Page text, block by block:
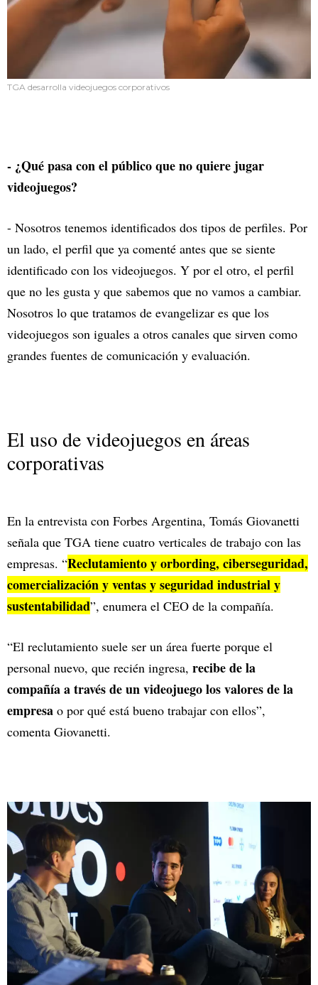
TGA desarrolla videojuegos corporativos
- ¿Qué pasa con el público que no quiere jugar
videojuegos?
- Nosotros tenemos identificados dos tipos de perfiles. Por
un lado, el perfil que ya comenté antes que se siente
identificado con los videojuegos. Y por el otro, el perfil
que no les gusta y que sabemos que no vamos a cambiar.
Nosotros lo que tratamos de evangelizar es que los
videojuegos son iguales a otros canales que sirven como
grandes fuentes de comunicación y evaluación.
El uso de videojuegos en áreas
corporativas
En la entrevista con Forbes Argentina, Tomás Giovanetti
señala que TGA tiene cuatro verticales de trabajo con las
empresas. “Reclutamiento y orbording, ciberseguridad,
comercialización y ventas y seguridad industrial y
sustentabilidad”, enumera el CEO de la compañía.
“El reclutamiento suele ser un área fuerte porque el
personal nuevo, que recién ingresa, recibe de la
compañía a través de un videojuego los valores de la
empresa o por qué está bueno trabajar con ellos”,
comenta Giovanetti.